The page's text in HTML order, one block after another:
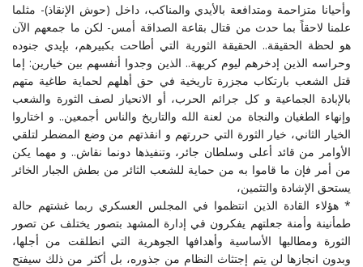
وأحيانا متزاحمة ومتدافعة بالأيدي والمناكب، داخل (حوش الإنقاذ)- مثلما
علمنا لاحقاً بما حدث من قتال بقاعة الصداقة أمس- لكن ما جمعهم الآن
هو لحظة الحقيقة.. الحقيقة الثورية التي أطاحت بكبيرهم، بإيدي جنوده
وحراسه الذين إدخرهم ليوم كريهة.. الذين وجدوا أنفسهم بين خيارين: إما
قتل الشعب بارتكاب مجزرة تاريخية في حق أهلهم لحماية طاغية متهم
بالإبادة الجماعية و كل جرائم الحرب، أو الانحياز لصف الثورة والشعب
وإنهاء الطغيان والنجاة من لعنة الله والتاريخ والناس أجمعين.. و اختاروا
الخيار الثاني، خيار الثورة التي حررتهم و انقذتهم من وضع المضطر لتلقي
الأوامر من قائد أعلى وسلطان جائر، وتنفيذها دونما نقاش.. و مهما يكن
من أمر فإن ما قاموا به من حماية للشعب الثائر من بطش الجبار الخائر
يستحق الإشادة والتثمين،
* هؤلاء القادة الذين انتظموا في المجلس العسكري ربما غشتهم حالة
طمأنينة وأمنة جعلتهم يفكرون في إدارة المشهد بتصور يختلف عن تصور
الثورة ومطالبها الأساسية وأهدافها الجوهرية التي انطلقت من أجلها،
وبدون انجازها لن يتم إجتثاث النظام من جذوره، بل أكثر من ذلك سيفتح